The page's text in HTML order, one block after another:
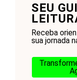
SEU
Receba
sua jornada